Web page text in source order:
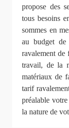
propose des
tous besoins
sommes en
au budget
ravalement de
travail, de la
matériaux de
tarif
préalable
la nature de